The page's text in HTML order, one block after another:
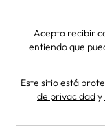
Acepto recibir
entiendo que
Este sitio está
de privacidady